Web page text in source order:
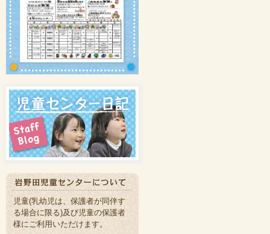
児童(乳幼児は、保護者が同伴す
る場合に限る)及び児童の保護者
様にご利用いただけます。